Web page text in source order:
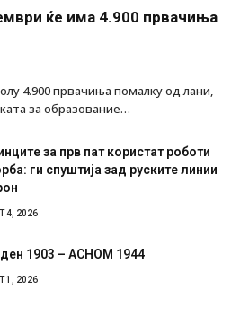
ќе има 4.900 првачиња
4.900 првачиња помалку од лани,
за образование…
за прв пат користат роботи
ги спуштија зад руските линии
4, 2026
1903 – АСНОМ 1944
1, 2026